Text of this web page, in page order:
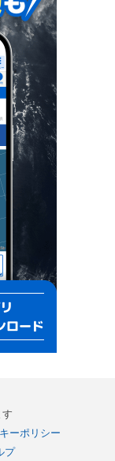
ーポリシー
プ